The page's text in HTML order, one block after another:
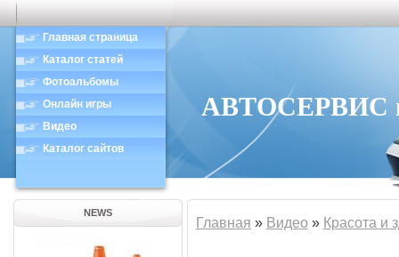
Главная страница
Каталог статей
Фотоальбомы
Онлайн игры
Видео
Каталог сайтов
АВТОСЕРВИС в
NEWS
Главная » Видео » Красота и